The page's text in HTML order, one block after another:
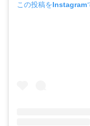
この投稿をInstagram